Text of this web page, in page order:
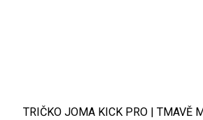
TRIČKO JOMA KICK PRO | TMAVĚ